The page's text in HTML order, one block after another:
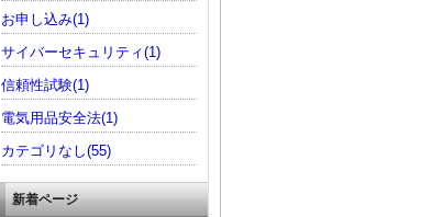
お申し込み(1)
サイバーセキュリティ(1)
信頼性試験(1)
電気用品安全法(1)
カテゴリなし(55)
新着ページ